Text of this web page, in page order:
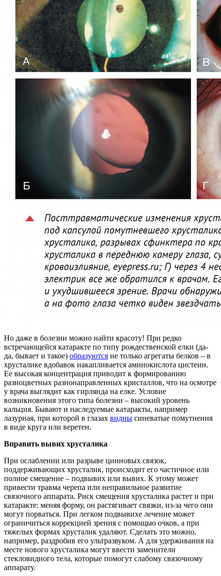
Но даже в болезни можно найти красоту! При редко
встречающейся катаракте по типу рождественской елки (да-
да, бывает и такое) образуются не только агрегаты белков – в
хрусталике вдобавок накапливается аминокислота цистеин.
Ее высокая концентрация приводит к формированию
разноцветных разнонаправленных кристаллов, что на осмотре
у врача выглядит как гирлянда на елке. Условие
возникновения этого типа болезни – высокий уровень
кальция. Бывают и наследуемые катаракты, например
лазурная, при которой в глазах видны синеватые помутнения
в виде круга или веретен.
Вправить вывих хрусталика
При ослаблении или разрыве цинновых связок,
поддерживающих хрусталик, происходит его частичное или
полное смещение – подвывих или вывих. К этому может
привести травма черепа или неправильное развитие
связочного аппарата. Риск смещения хрусталика растет и при
катаракте: меняя форму, он растягивает связки, из-за чего они
могут порваться. При легком подвывихе лечение может
ограничиться коррекцией зрения с помощью очков, а при
тяжелых формах хрусталик удаляют. Сделать это можно,
например, раздробив его ультразвуком. А для удерживания на
месте нового хрусталика могут ввести заменители
стекловидного тела, которые помогут слабому связочному
аппарату.